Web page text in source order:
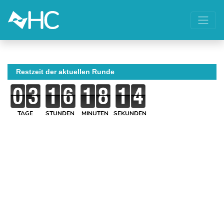
Restzeit der aktuellen Runde
TAGE STUNDEN MINUTEN SEKUNDEN